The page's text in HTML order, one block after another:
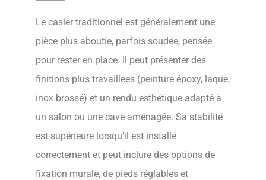
Le casier traditionnel est généralement une
pièce plus aboutie, parfois soudée, pensée
pour rester en place. Il peut présenter des
finitions plus travaillées (peinture époxy, laque,
inox brossé) et un rendu esthétique adapté à
un salon ou une cave aménagée. Sa stabilité
est supérieure lorsqu’il est installé
correctement et peut inclure des options de
fixation murale, de pieds réglables et